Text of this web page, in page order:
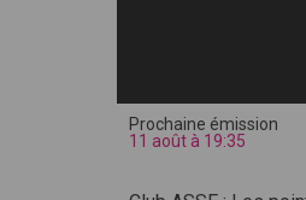
Prochaine émission
11 août à 19:35